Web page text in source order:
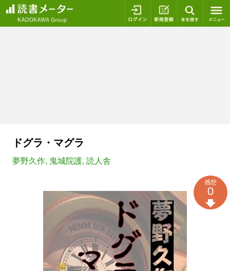
ログイン 新規登録
ドグラ・マグラ
夢野久作, 鬼城院護, 読人舎
感想
0